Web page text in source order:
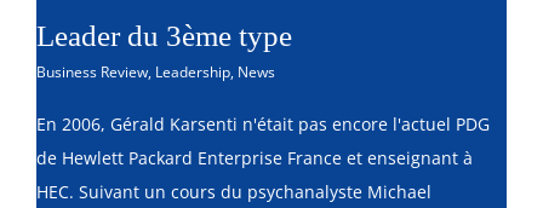
Leader du 3ème type
Business Review, Leadership, News
En 2006, Gérald Karsenti n'était pas encore l'actuel PDG
de Hewlett Packard Enterprise France et enseignant à
HEC. Suivant un cours du psychanalyste Michael